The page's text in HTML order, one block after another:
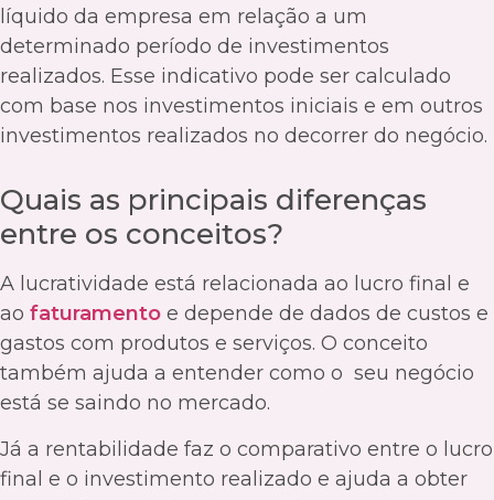
líquido da empresa em relação a um
determinado período de investimentos
realizados. Esse indicativo pode ser calculado
com base nos investimentos iniciais e em outros
investimentos realizados no decorrer do negócio.
Quais as principais diferenças
entre os conceitos?
A lucratividade está relacionada ao lucro final e
ao faturamento e depende de dados de custos e
gastos com produtos e serviços. O conceito
também ajuda a entender como o seu negócio
está se saindo no mercado.
Já a rentabilidade faz o comparativo entre o lucro
final e o investimento realizado e ajuda a obter